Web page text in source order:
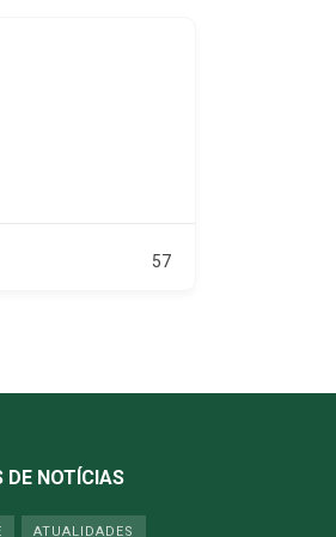
57
DE NOTÍCIAS
ATUALIDADES